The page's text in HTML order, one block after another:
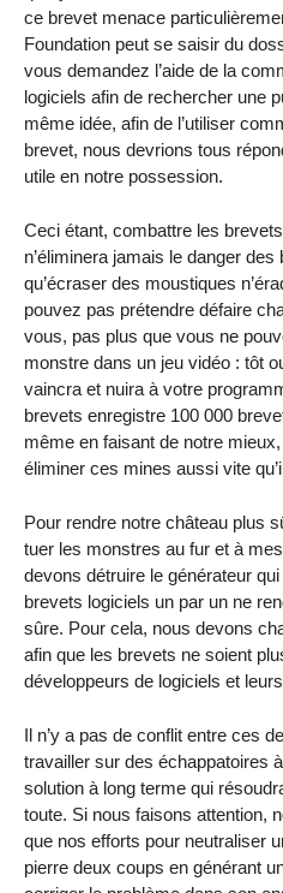
ce brevet menace
Foundation peut se saisir du
vous demandez l’aide de la
logiciels afin de rechercher une
même idée, afin de l’utiliser
brevet, nous devrions tous
utile en notre possession.
Ceci étant, combattre les
n’éliminera jamais le danger
qu’écraser des moustiques
pouvez pas prétendre défaire
vous, pas plus que vous ne
monstre dans un jeu vidéo : tôt
vaincra et nuira à votre
brevets enregistre 100 000
même en faisant de notre
éliminer ces mines aussi vite
Pour rendre notre château plus
tuer les monstres au fur et à
devons détruire le générateur
brevets logiciels un par un ne
sûre. Pour cela, nous devons
afin que les brevets ne soient
développeurs de logiciels et
Il n’y a pas de conflit entre ces
travailler sur des échappatoires
solution à long terme qui
toute. Si nous faisons attention,
que nos efforts pour neutraliser
pierre deux coups en générant